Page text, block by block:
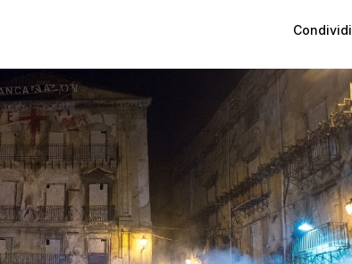
Condividi